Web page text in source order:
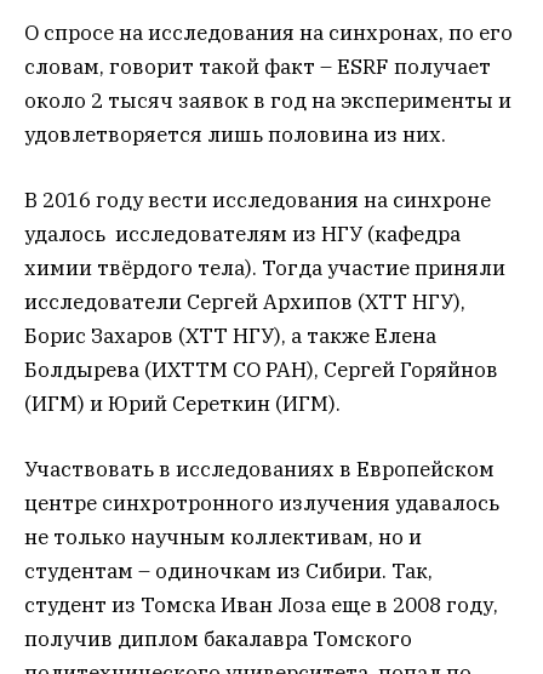
О спросе на исследования на синхронах, по его
словам, говорит такой факт – ESRF получает
около 2 тысяч заявок в год на эксперименты и
удовлетворяется лишь половина из них.
В 2016 году вести исследования на синхроне
удалось исследователям из НГУ (кафедра
химии твёрдого тела). Тогда участие приняли
исследователи Сергей Архипов (ХТТ НГУ),
Борис Захаров (ХТТ НГУ), а также Елена
Болдырева (ИХТТМ СО РАН), Сергей Горяйнов
(ИГМ) и Юрий Сереткин (ИГМ).
Участвовать в исследованиях в Европейском
центре синхротронного излучения удавалось
не только научным коллективам, но и
студентам – одиночкам из Сибири. Так,
студент из Томска Иван Лоза еще в 2008 году,
получив диплом бакалавра Томского